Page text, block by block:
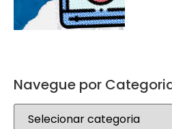
Navegue por